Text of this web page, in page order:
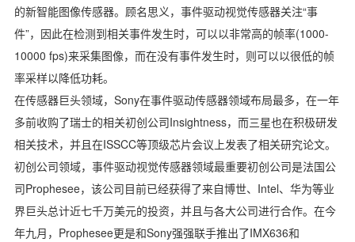
的新智能图像传感器。顾名思义，事件驱动视觉传感器关注“事
件”，因此在检测到相关事件发生时，可以以非常高的帧率(1000-
10000 fps)来采集图像，而在没有事件发生时，则可以以很低的帧
率采样以降低功耗。
在传感器巨头领域，Sony在事件驱动传感器领域布局最多，在一年
多前收购了瑞士的相关初创公司Insightness，而三星也在积极研发
相关技术，并且在ISSCC等顶级芯片会议上发表了相关研究论文。
初创公司领域，事件驱动视觉传感器领域最重要初创公司是法国公
司Prophesee，该公司目前已经获得了来自博世、Intel、华为等业
界巨头总计近七千万美元的投资，并且与各大公司进行合作。在今
年九月，Prophesee更是和Sony强强联手推出了IMX636和